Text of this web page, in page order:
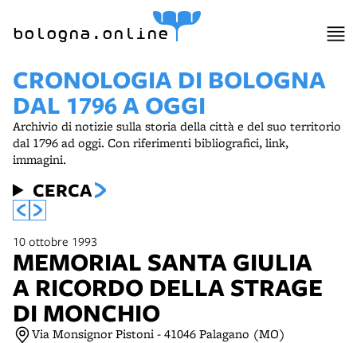
bologna.online
CRONOLOGIA DI BOLOGNA
DAL 1796 A OGGI
Archivio di notizie sulla storia della città e del suo territorio
dal 1796 ad oggi. Con riferimenti bibliografici, link,
immagini.
CERCA
10 ottobre 1993
MEMORIAL SANTA GIULIA
A RICORDO DELLA STRAGE
DI MONCHIO
Via Monsignor Pistoni - 41046 Palagano (MO)